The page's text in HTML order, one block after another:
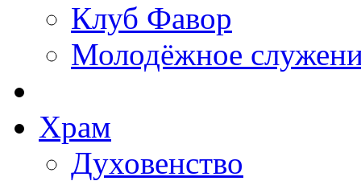
Клуб Фавор
Молодёжное
Храм
Духовенство